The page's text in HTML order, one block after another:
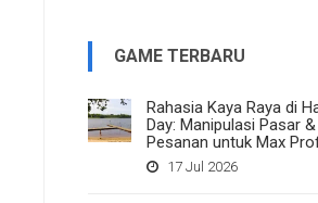
GAME TERBARU
Rahasia Kaya Raya di
Day: Manipulasi Pasar &
Pesanan untuk Max
17 Jul 2026